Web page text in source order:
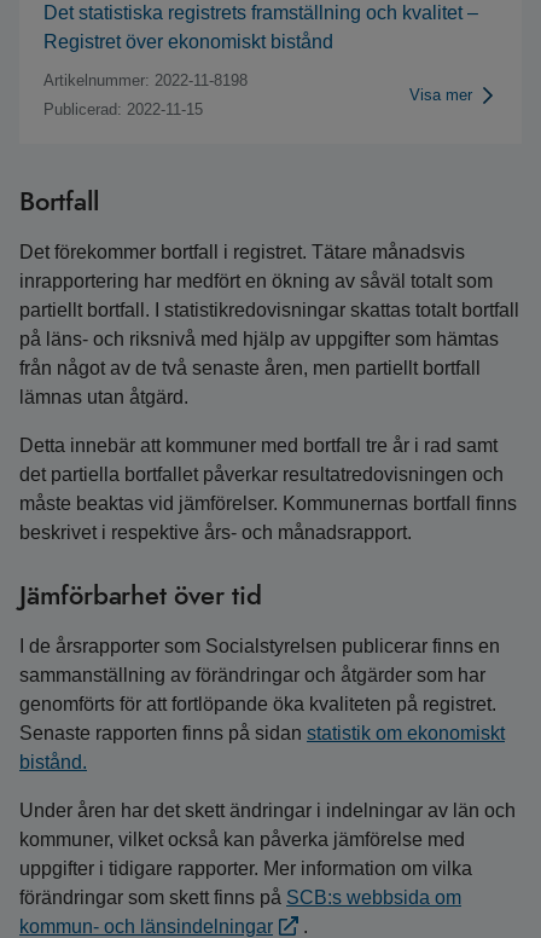
Det statistiska registrets framställning och kvalitet –
Registret över ekonomiskt bistånd
Artikelnummer: 2022-11-8198
Publicerad: 2022-11-15
Visa mer
Bortfall
Det förekommer bortfall i registret. Tätare månadsvis
inrapportering har medfört en ökning av såväl totalt som
partiellt bortfall. I statistikredovisningar skattas totalt bortfall
på läns- och riksnivå med hjälp av uppgifter som hämtas
från något av de två senaste åren, men partiellt bortfall
lämnas utan åtgärd.
Detta innebär att kommuner med bortfall tre år i rad samt
det partiella bortfallet påverkar resultatredovisningen och
måste beaktas vid jämförelser. Kommunernas bortfall finns
beskrivet i respektive års- och månadsrapport.
Jämförbarhet över tid
I de årsrapporter som Socialstyrelsen publicerar finns en
sammanställning av förändringar och åtgärder som har
genomförts för att fortlöpande öka kvaliteten på registret.
Senaste rapporten finns på sidan statistik om ekonomiskt
bistånd.
Under åren har det skett ändringar i indelningar av län och
kommuner, vilket också kan påverka jämförelse med
uppgifter i tidigare rapporter. Mer information om vilka
förändringar som skett finns på SCB:s webbsida om
kommun- och länsindelningar
.